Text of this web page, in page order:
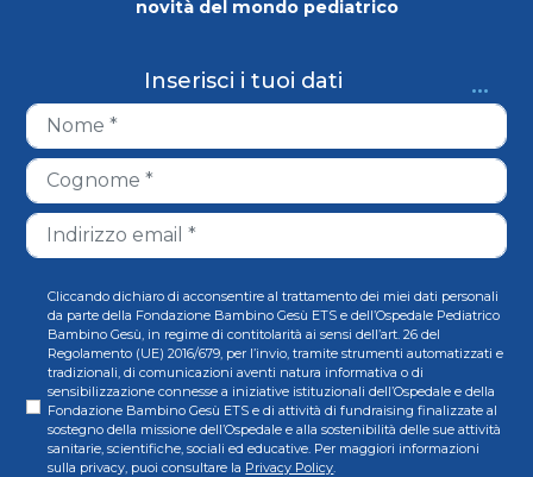
novità del mondo pediatrico
Inserisci i tuoi dati ...
Cliccando dichiaro di acconsentire al trattamento dei miei dati personali
da parte della Fondazione Bambino Gesù ETS e dell’Ospedale Pediatrico
Bambino Gesù, in regime di contitolarità ai sensi dell’art. 26 del
Regolamento (UE) 2016/679, per l’invio, tramite strumenti automatizzati e
tradizionali, di comunicazioni aventi natura informativa o di
sensibilizzazione connesse a iniziative istituzionali dell’Ospedale e della
Fondazione Bambino Gesù ETS e di attività di fundraising finalizzate al
sostegno della missione dell’Ospedale e alla sostenibilità delle sue attività
sanitarie, scientifiche, sociali ed educative. Per maggiori informazioni
sulla privacy, puoi consultare la Privacy Policy